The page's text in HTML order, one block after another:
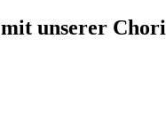
mit unserer